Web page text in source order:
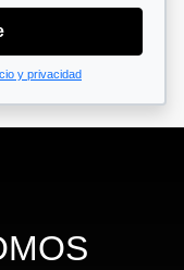
y privacidad